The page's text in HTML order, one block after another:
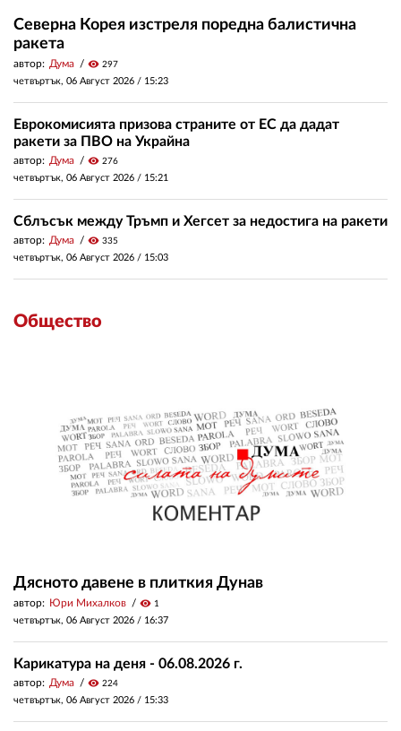
Северна Корея изстреля поредна балистична
ракета
автор: Дума visibility 297
четвъртък, 06 Август 2026 / 15:23
Еврокомисията призова страните от ЕС да дадат
ракети за ПВО на Украйна
автор: Дума visibility 276
четвъртък, 06 Август 2026 / 15:21
Сблъсък между Тръмп и Хегсет за недостига на ракети
автор: Дума visibility 335
четвъртък, 06 Август 2026 / 15:03
Общество
Дясното давене в плиткия Дунав
автор: Юри Михалков visibility 1
четвъртък, 06 Август 2026 / 16:37
Карикатура на деня - 06.08.2026 г.
автор: Дума visibility 224
четвъртък, 06 Август 2026 / 15:33